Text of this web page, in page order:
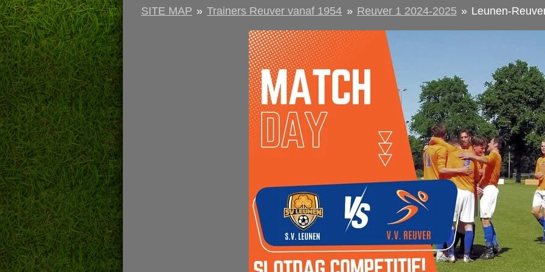
SITE MAP » Trainers Reuver vanaf 1954 » Reuver 1 2024-2025 » Leunen-